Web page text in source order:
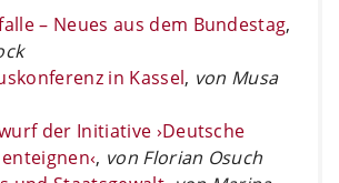
– Neues aus dem Bundestag,
in Kassel, von Musa
der Initiative ›Deutsche
, von Florian Osuch